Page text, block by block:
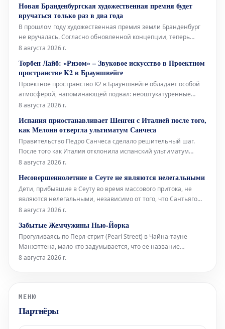
Берлинского Фольксбюне, превращенного во временный
открытый бассейн. Дебаты во
Новая Бранденбургская художественная премия будет
вручаться только раз в два года
В прошлом году художественная премия земли Бранденбург
не вручалась. Согласно обновленной концепции, теперь
премия будет присуждаться только раз в два года, и это не
утверждая новую структуру премии, намерено оказать
всестороннюю поддержку
8 августа 2026 г.
Торбен Лайб: «Ризом» – Звуковое искусство в Проектном
пространстве K2 в Брауншвейге
Проектное пространство K2 в Брауншвейге обладает особой
атмосферой, напоминающей подвал: неоштукатуренные
стены, высоко расположенные окна и видимые трубы, словно
окружении норвежский звуковой художник Торбен Лайб
представляет свою ин
8 августа 2026 г.
Испания приостанавливает Шенген с Италией после того,
как Мелони отвергла ультиматум Санчеса
Правительство Педро Санчеса сделало решительный шаг.
После того как Италия отклонила испанский ультиматум
относительно пограничного контроля для испанских граждан
72 000 мигрантов в Сеуту неделю назад), испанское
правительство приняло от
8 августа 2026 г.
Несовершеннолетние в Сеуте не являются нелегальными
Дети, прибывшие в Сеуту во время массового притока, не
являются нелегальными, независимо от того, что Сантьяго
Абаскаль называет их «захватчиками», а соглашения между
границы поднимает вопросы об испанских спецслужбах,
степени лояльности сот
8 августа 2026 г.
Забытые Жемчужины Нью-Йорка
Прогуливаясь по Перл-стрит (Pearl Street) в Чайна-тауне
Манхэттена, мало кто задумывается, что ее название
указывает на первоначальную береговую линию Ист-Ривер
8 августа 2026 г.
МЕНЮ
Партнёры